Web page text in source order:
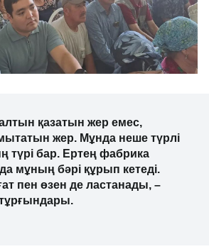
қазатын жер емес,
жер. Мұнда неше түрлі
түрі бар. Ертең фабрика
мұның бәрі құрып кетеді.
пен өзен де ластанады, –